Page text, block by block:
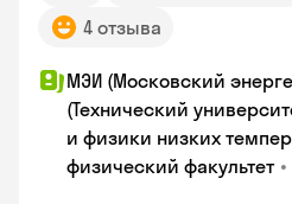
4 отзыва
МЭИ (Московский
(Технический
и физики низких
физический факультет •